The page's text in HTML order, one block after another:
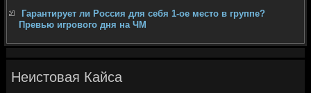
Гарантирует ли Россия для себя 1-ое место в группе?
Превью игрового дня на ЧМ
Неистовая Кайса